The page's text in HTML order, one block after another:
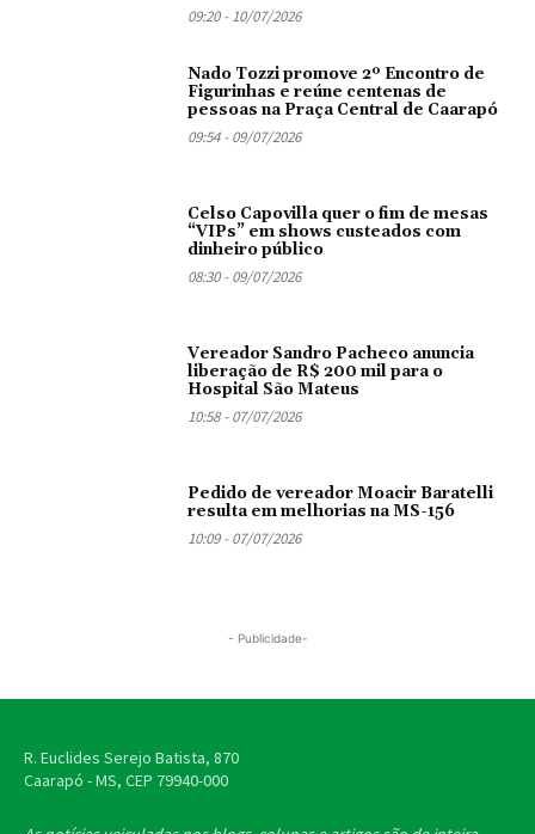
09:20 - 10/07/2026
Nado Tozzi promove 2º Encontro de
Figurinhas e reúne centenas de
pessoas na Praça Central de Caarapó
09:54 - 09/07/2026
Celso Capovilla quer o fim de mesas
“VIPs” em shows custeados com
dinheiro público
08:30 - 09/07/2026
Vereador Sandro Pacheco anuncia
liberação de R$ 200 mil para o
Hospital São Mateus
10:58 - 07/07/2026
Pedido de vereador Moacir Baratelli
resulta em melhorias na MS-156
10:09 - 07/07/2026
- Publicidade-
R. Euclides Serejo Batista, 870
Caarapó - MS, CEP 79940-000